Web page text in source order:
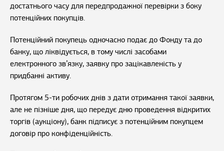
достатнього часу для передпродажної перевірки з боку
потенційних покупців.
Потенційний покупець одночасно подає до Фонду та до
банку, що ліквідується, в тому числі засобами
електронного зв’язку, заявку про зацікавленість у
придбанні активу.
Протягом 5-ти робочих днів з дати отримання такої заявки,
але не пізніше дня, що передує дню проведення відкритих
торгів (аукціону), банк підписує з потенційним покупцем
договір про конфіденційність.